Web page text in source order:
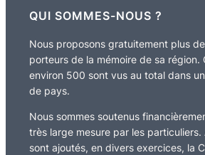
QUI SOMMES-NOUS ?
Nous proposons gratuitement plus
porteurs de la mémoire de sa région.
environ 500 sont vus au total dans
de pays.
Nous sommes soutenus
très large mesure par les particuliers.
sont ajoutés, en divers exercices, la